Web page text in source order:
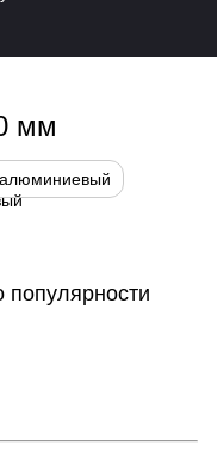
мм
популярности